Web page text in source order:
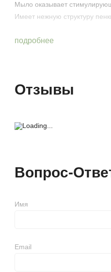
Мыло оказывает
Имеет нежную структуру
подробнее
Отзывы
Вопрос-
Имя
Email